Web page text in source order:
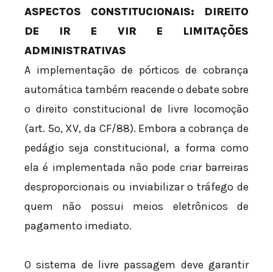
ASPECTOS CONSTITUCIONAIS: DIREITO
DE IR E VIR E LIMITAÇÕES
ADMINISTRATIVAS
A implementação de pórticos de cobrança
automática também reacende o debate sobre
o direito constitucional de livre locomoção
(art. 5º, XV, da CF/88). Embora a cobrança de
pedágio seja constitucional, a forma como
ela é implementada não pode criar barreiras
desproporcionais ou inviabilizar o tráfego de
quem não possui meios eletrônicos de
pagamento imediato.
O sistema de livre passagem deve garantir